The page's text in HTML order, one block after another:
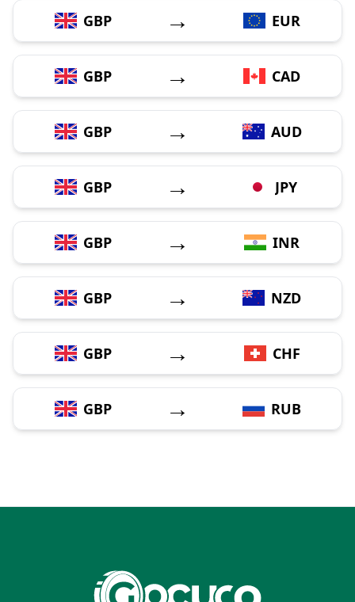
GBP → EUR
GBP → CAD
GBP → AUD
GBP → JPY
GBP → INR
GBP → NZD
GBP → CHF
GBP → RUB